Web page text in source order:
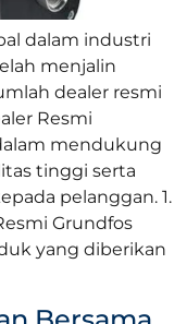
dalam industri
menjalin
dealer resmi
Resmi
mendukung
tinggi serta
pelanggan. 1.
Grundfos
yang diberikan